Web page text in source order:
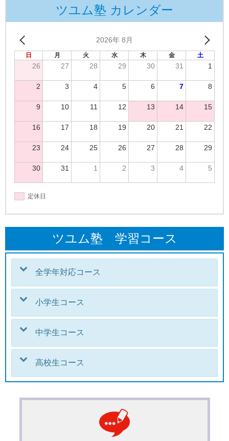
ツユム塾 カレンダー
2026年 8月
日 月 火 水 木 金 土
26 27 28 29 30 31 1
2 3 4 5 6 7 8
9 10 11 12 13 14 15
16 17 18 19 20 21 22
23 24 25 26 27 28 29
30 31 1 2 3 4 5
定休日
ツユム塾 学習コース
全学年対応コース
小学生コース
中学生コース
高校生コース